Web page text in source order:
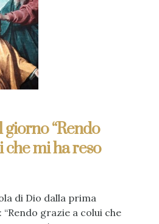
“Rendo
che mi ha reso
di Dio dalla prima
grazie a colui che